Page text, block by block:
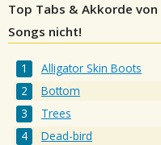
Top Tabs & Akkorde von
Songs nicht!
Alligator Skin Boots
Bottom
Trees
Dead-bird